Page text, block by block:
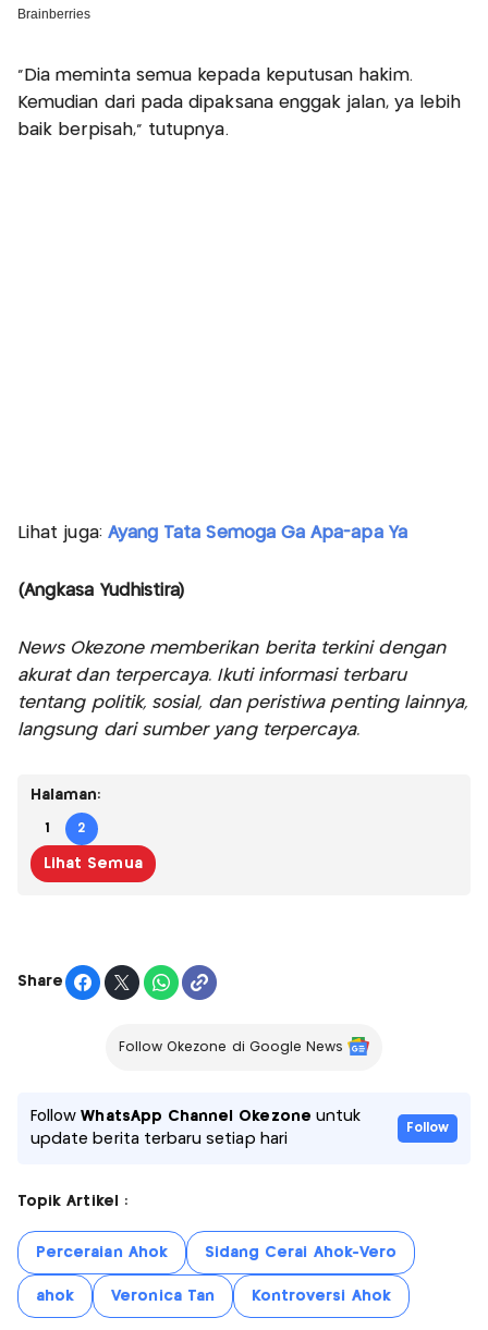
"Dia meminta semua kepada keputusan hakim.
Kemudian dari pada dipaksana enggak jalan, ya lebih
baik berpisah," tutupnya.
Lihat juga: Ayang Tata Semoga Ga Apa-apa Ya
(Angkasa Yudhistira)
News Okezone memberikan berita terkini dengan
akurat dan terpercaya. Ikuti informasi terbaru
tentang politik, sosial, dan peristiwa penting lainnya,
langsung dari sumber yang terpercaya.
Halaman:
1 2
Lihat Semua
Share
Follow Okezone di Google News
FollowWhatsApp Channel Okezone untuk
update berita terbaru setiap hari
Follow
Topik Artikel :
Perceraian Ahok Sidang Cerai Ahok-Vero
ahok Veronica Tan Kontroversi Ahok